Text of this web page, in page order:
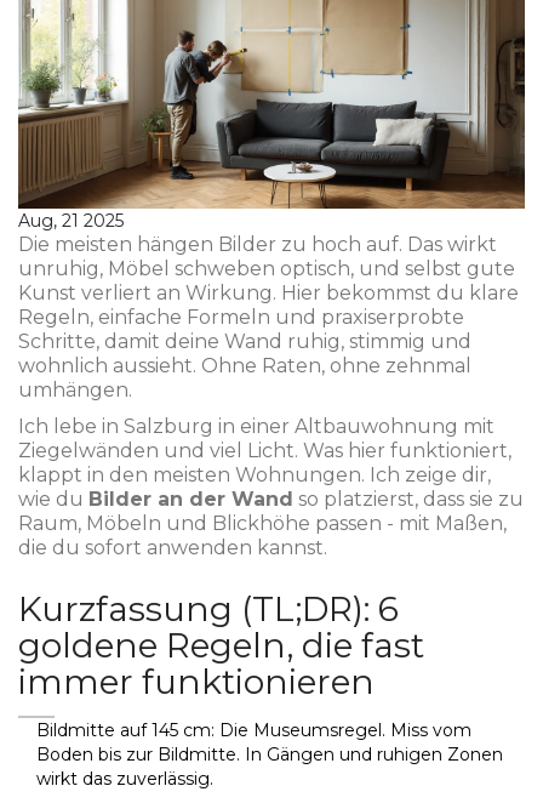
Aug, 21 2025
Die meisten hängen Bilder zu hoch auf. Das wirkt
unruhig, Möbel schweben optisch, und selbst gute
Kunst verliert an Wirkung. Hier bekommst du klare
Regeln, einfache Formeln und praxiserprobte
Schritte, damit deine Wand ruhig, stimmig und
wohnlich aussieht. Ohne Raten, ohne zehnmal
umhängen.
Ich lebe in Salzburg in einer Altbauwohnung mit
Ziegelwänden und viel Licht. Was hier funktioniert,
klappt in den meisten Wohnungen. Ich zeige dir,
wie du Bilder an der Wand so platzierst, dass sie zu
Raum, Möbeln und Blickhöhe passen - mit Maßen,
die du sofort anwenden kannst.
Kurzfassung (TL;DR): 6
goldene Regeln, die fast
immer funktionieren
Bildmitte auf 145 cm: Die Museumsregel. Miss vom
Boden bis zur Bildmitte. In Gängen und ruhigen Zonen
wirkt das zuverlässig.